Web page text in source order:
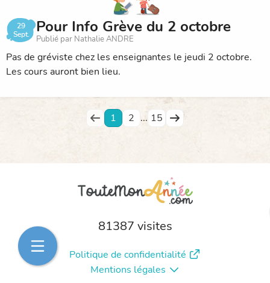
29
Sept.
Pour Info Grève du 2 octobre
Publié par Nathalie ANDRE
Pas de gréviste chez les enseignantes le jeudi 2 octobre.
Les cours auront bien lieu.
1 2 ... 15
81387 visites
Politique de confidentialité
Mentions légales